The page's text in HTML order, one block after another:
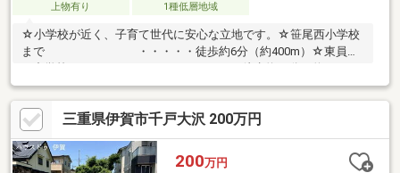
上物有り
1種低層地域
☆小学校が近く、子育て世代に安心な立地です。☆笹尾西小学校
まで ・・・・・徒歩約6分（約400m）☆東員第
☆ファミリーマート東員町笹尾店ま
で ・・・・・車で約3分（約850m）☆カネスエ
東員店まで ・・・・・車で約4分（約1.1km）☆
一号館東員店まで ・・・・・車で約3分（約
950m）
三重県伊賀市千戸大沢 200万円
200万円